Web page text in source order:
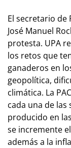
El secretario de
José Manuel
protesta. UPA
los retos que
ganaderos en
geopolítica,
climática. La
cada una de las
producido en
se incremente
además a la